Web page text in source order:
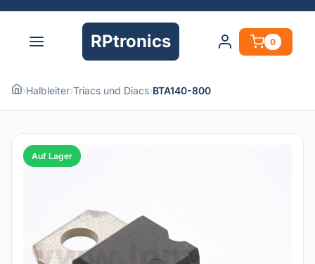
RPtronics 0
›Halbleiter›Triacs und Diacs›BTA140-800
Auf Lager